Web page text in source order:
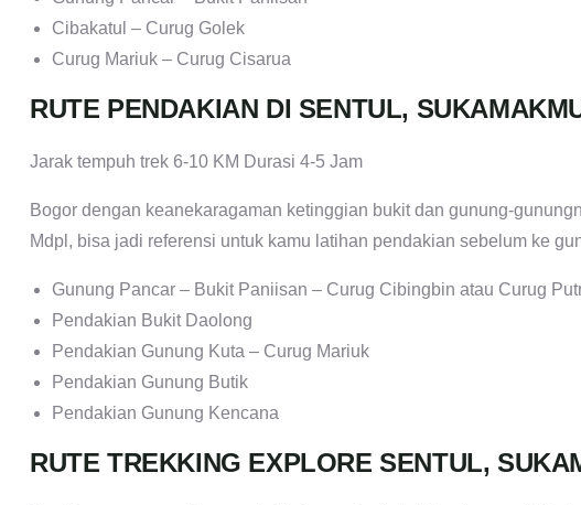
Cibakatul – Curug Golek
Curug Mariuk – Curug Cisarua
RUTE PENDAKIAN DI SENTUL,
Jarak tempuh trek 6-10 KM Durasi 4-5 Jam
Bogor dengan keanekaragaman ketinggian bukit dan gunung-
Mdpl, bisa jadi referensi untuk kamu latihan pendakian sebelum ke
Gunung Pancar – Bukit Paniisan – Curug Cibingbin atau Curug
Pendakian Bukit Daolong
Pendakian Gunung Kuta – Curug Mariuk
Pendakian Gunung Butik
Pendakian Gunung Kencana
RUTE TREKKING EXPLORE SENTUL,